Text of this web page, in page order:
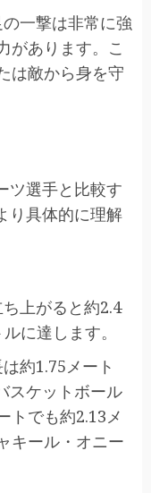
一撃は非常に強
があります。こ
は敵から身を守
ツ選手と比較す
り具体的に理解
上がると約2.4
に達します。
約1.75メート
スケットボール
トでも約2.13メ
キール・オニー